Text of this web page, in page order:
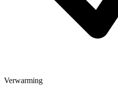
Verwarming